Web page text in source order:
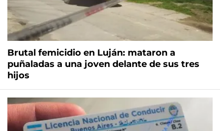
Brutal femicidio en Luján: mataron a
puñaladas a una joven delante de sus tres
hijos